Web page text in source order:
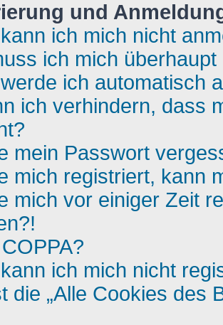
und
ich mich nicht
ich mich
ich automatisch
ich verhindern, dass
mein Passwort
mich registriert, kann
mich vor einiger Zeit
ich mich nicht
die „Alle Cookies des